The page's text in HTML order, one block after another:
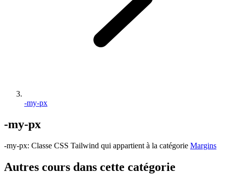
-my-px
-my-px
-my-px: Classe CSS Tailwind qui appartient à la catégorie Margins
Autres cours dans cette catégorie